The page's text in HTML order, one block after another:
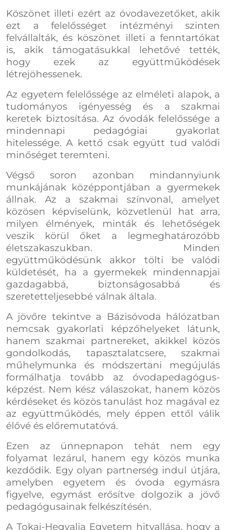
Köszönet illeti ezért az óvodavezetőket, akik
ezt a felelősséget intézményi szinten
felvállalták, és köszönet illeti a fenntartókat
is, akik támogatásukkal lehetővé tették,
hogy ezek az együttműködések
létrejöhessenek.
Az egyetem felelőssége az elméleti alapok, a
tudományos igényesség és a szakmai
keretek biztosítása. Az óvodák felelőssége a
mindennapi pedagógiai gyakorlat
hitelessége. A kettő csak együtt tud valódi
minőséget teremteni.
Végső soron azonban mindannyiunk
munkájának középpontjában a gyermekek
állnak. Az a szakmai színvonal, amelyet
közösen képviselünk, közvetlenül hat arra,
milyen élmények, minták és lehetőségek
veszik körül őket a legmeghatározóbb
életszakaszukban. Minden
együttműködésünk akkor tölti be valódi
küldetését, ha a gyermekek mindennapjai
gazdagabbá, biztonságosabbá és
szeretetteljesebbé válnak általa.
A jövőre tekintve a Bázisóvoda hálózatban
nemcsak gyakorlati képzőhelyeket látunk,
hanem szakmai partnereket, akikkel közös
gondolkodás, tapasztalatcsere, szakmai
műhelymunka és módszertani megújulás
formálhatja tovább az óvodapedagógus-
képzést. Nem kész válaszokat, hanem közös
kérdéseket és közös tanulást hoz magával ez
az együttműködés, mely éppen ettől válik
élővé és előremutatóvá.
Ezen az ünnepnapon tehát nem egy
folyamat lezárul, hanem egy közös munka
kezdődik. Egy olyan partnerség indul útjára,
amelyben egyetem és óvoda egymásra
figyelve, egymást erősítve dolgozik a jövő
pedagógusainak felkészítésén.
A Tokaj-Hegyalja Egyetem hitvallása, hogy a